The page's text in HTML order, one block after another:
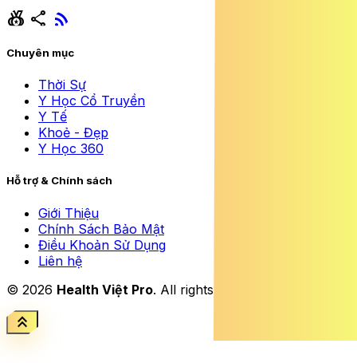
social_leaderboard share rss_feed
Chuyên mục
Thời Sự
Y Học Cổ Truyền
Y Tế
Khoẻ - Đẹp
Y Học 360
Hỗ trợ & Chính sách
Giới Thiệu
Chính Sách Bảo Mật
Điều Khoản Sử Dụng
Liên hệ
© 2026 Health Việt Pro. All rights reserved.
keyboard_double_arrow_up